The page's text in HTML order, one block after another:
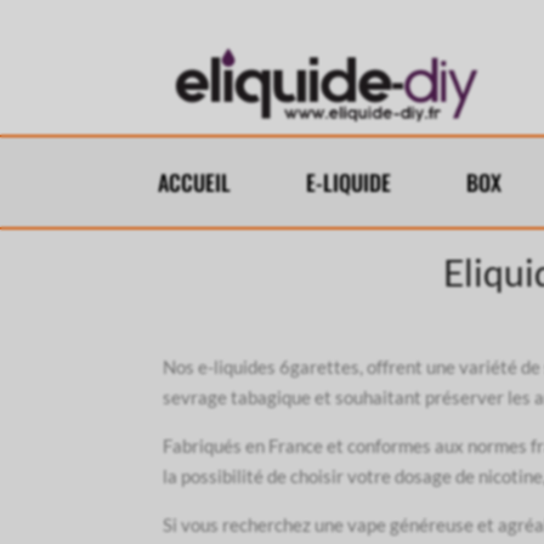
ACCUEIL E-LIQUIDE BOX
Nos e-liquides 6garettes, offrent une variété
sevrage tabagique et souhaitant préserver les
Fabriqués en France et conformes aux normes
la possibilité de choisir votre dosage de
Si vous recherchez une vape généreuse et